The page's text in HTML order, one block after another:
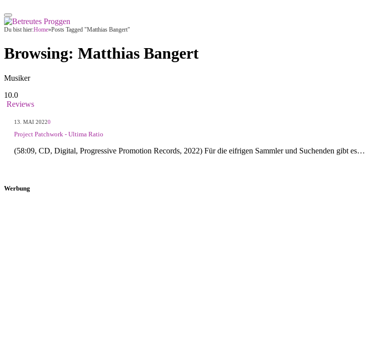
Du bist hier:Home»Posts Tagged "Matthias Bangert"
Browsing: Matthias Bangert
Musiker
10.0
Reviews
13. MAI 20220
Project Patchwork - Ultima Ratio
(58:09, CD, Digital, Progressive Promotion Records, 2022) Für die eifrigen Sammler und Suchenden gibt es…
Werbung